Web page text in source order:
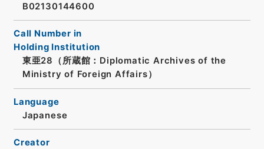
B02130144600
Call Number in
Holding Institution
東亜28（所蔵館：Diplomatic Archives of the
Ministry of Foreign Affairs）
Language
Japanese
Creator